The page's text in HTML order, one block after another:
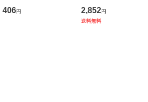
歴、知覚の錯誤 （講
談社現代新書） / 下条
406円
ブエナ・ビスタ・ホー
ム・エンターテイメン
2,852円
送料無料